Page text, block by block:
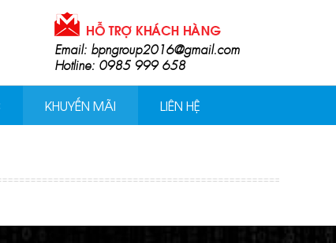
Email: bpngroup2016@gmail.com
Hotline: 0985 999 658
KHUYẾN MÃI LIÊN HỆ